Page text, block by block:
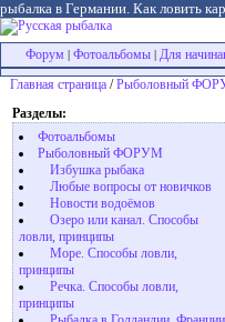
рыбалка в Германии. Как ловить
Форум Фотоальбомы Для
Главная страница /Рыболовный
Разделы:
Фотоальбомы
Рыболовный ФОРУМ
Избушка рыбака
Любые вопросы от новичков
Новости водоёмов
Озеро или канал. Способы
ловли, принципы
Море. Способы ловли,
принципы
Речка. Способы ловли,
принципы